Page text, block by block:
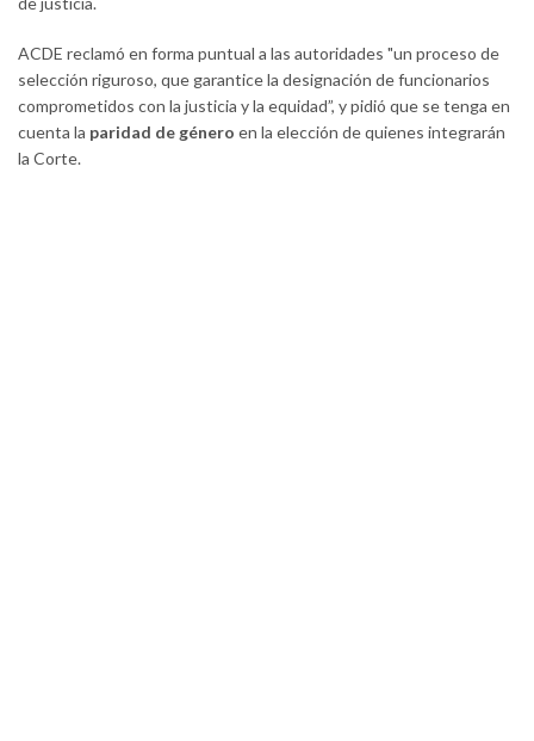
ACDE reclamó en forma puntual a las autoridades "un proceso de
selección riguroso, que garantice la designación de funcionarios
comprometidos con la justicia y la equidad”, y pidió que se tenga en
cuenta la paridad de género en la elección de quienes integrarán
la Corte.